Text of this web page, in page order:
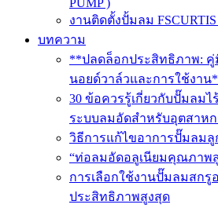
PUMP )
งานติดตั้งปั้มลม FSCURTIS
บทความ
**ปลดล็อกประสิทธิภาพ:
นอยด์วาล์วและการใช้งาน
30 ข้อควรรู้เกี่ยวกับปั๊มลม
ระบบลมอัดสำหรับอุตสาห
วิธีการแก้ไขอาการปั๊มลมลูก
“ท่อลมอัดอลูเนียมคุณภาพ
การเลือกใช้งานปั๊มลมสกรู
ประสิทธิภาพสูงสุด